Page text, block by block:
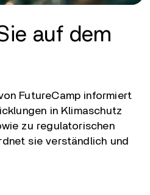
auf dem
FutureCamp informiert
in Klimaschutz
zu regulatorischen
sie verständlich und